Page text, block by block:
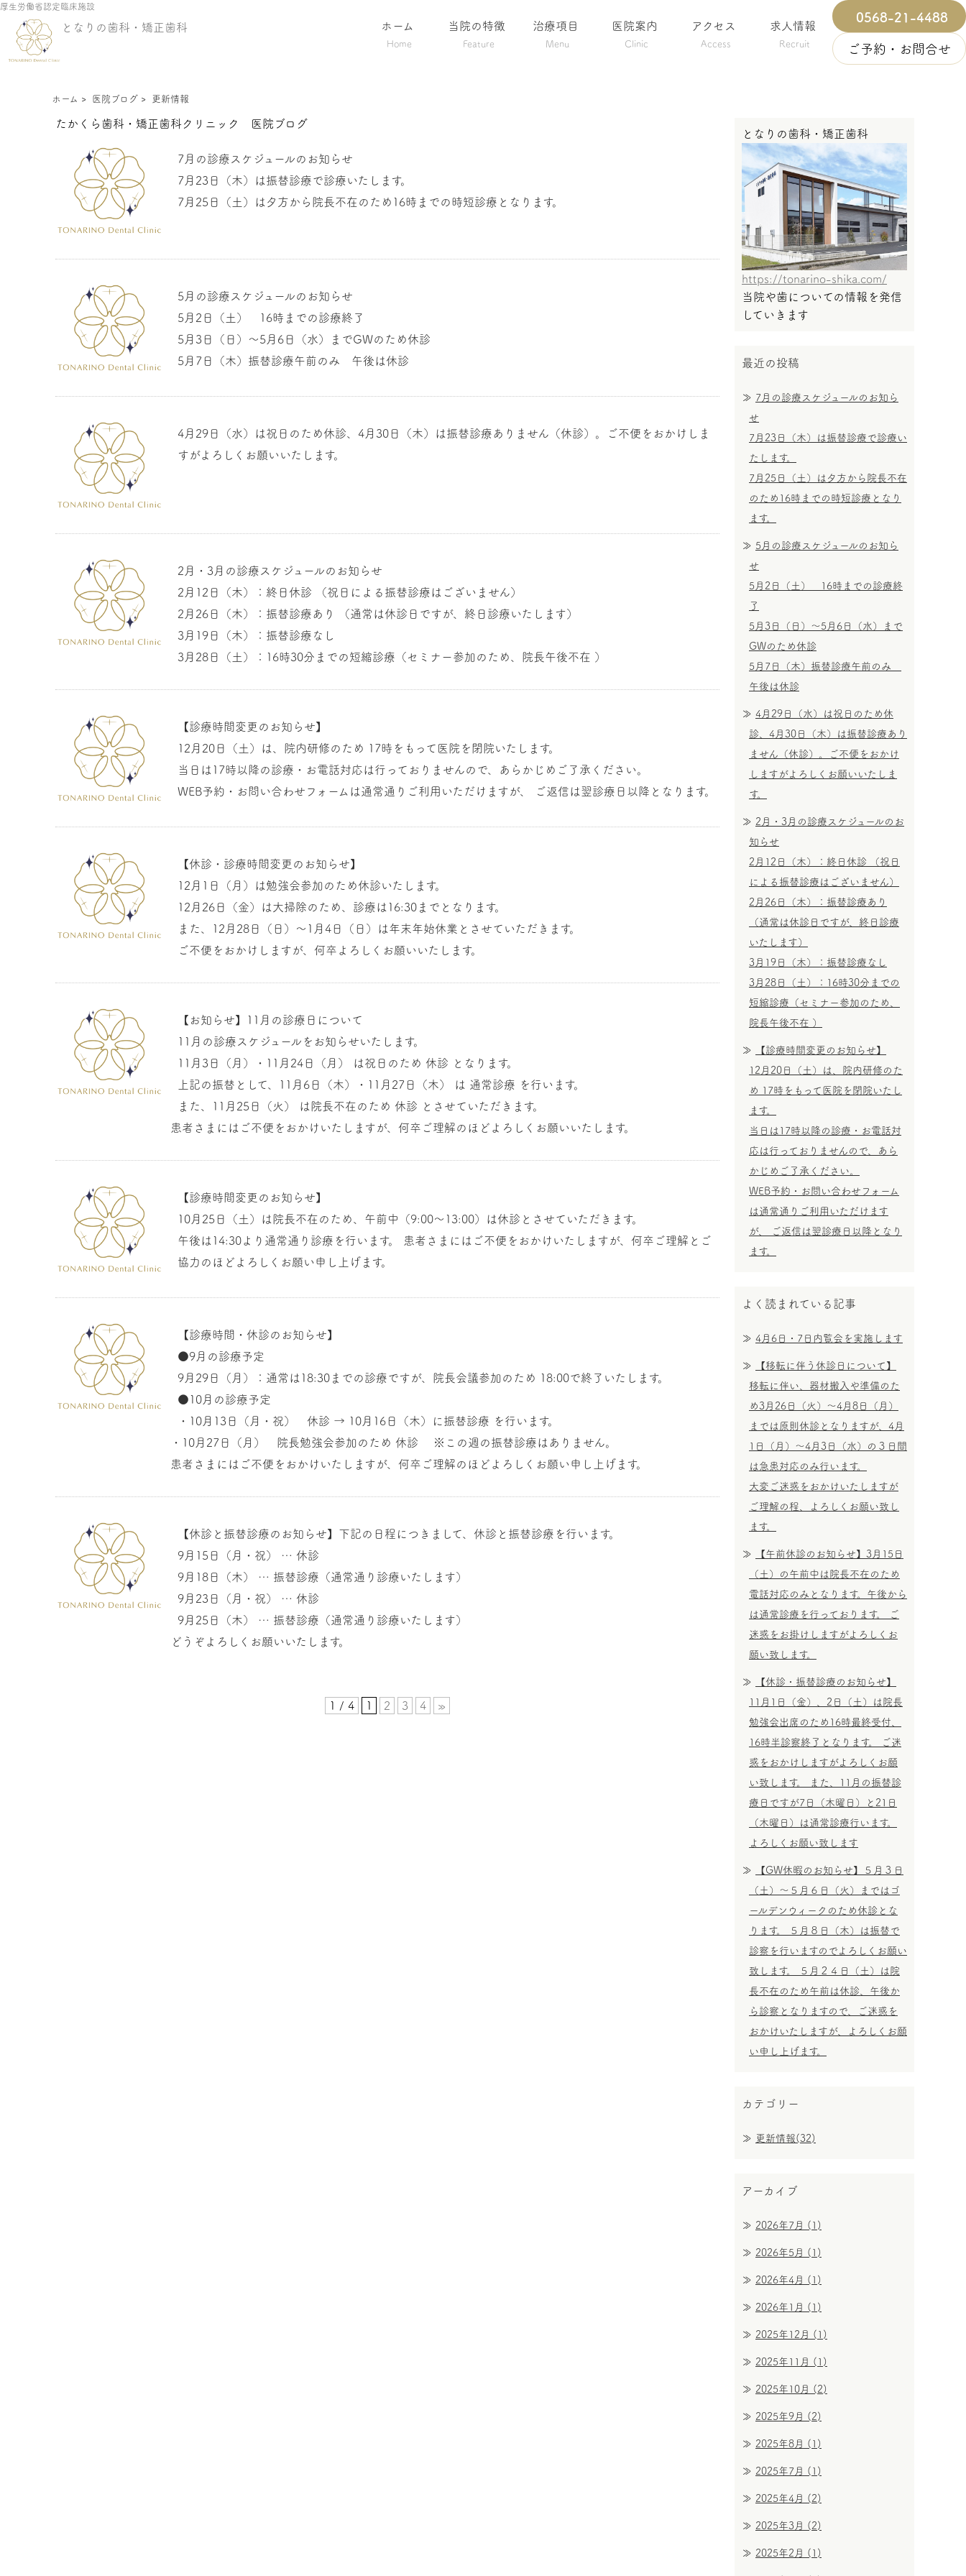
厚生労働省認定臨床施設
となりの歯科・矯正歯科 ホーム
Home
当院の特徴
Feature
治療項目
Menu
医院案内
Clinic
アクセス
Access
求人情報
Recruit
0568-21-4488
ご予約・お問合せ
ホーム > 医院ブログ > 更新情報
たかくら歯科・矯正歯科クリニック 医院ブログ
7月の診療スケジュールのお知らせ
7月23日（木）は振替診療で診療いたします。
7月25日（土）は夕方から院長不在のため16時までの時短診療となります。
5月の診療スケジュールのお知らせ
5月2日（土） 16時までの診療終了
5月3日（日）〜5月6日（水）までGWのため休診
5月7日（木）振替診療午前のみ 午後は休診
4月29日（水）は祝日のため休診、4月30日（木）は振替診療ありません（休診）。ご不便をおかけしま
すがよろしくお願いいたします。
2月・3月の診療スケジュールのお知らせ
2月12日（木）：終日休診 （祝日による振替診療はございません）
2月26日（木）：振替診療あり （通常は休診日ですが、終日診療いたします）
3月19日（木）：振替診療なし
3月28日（土）：16時30分までの短縮診療（セミナー参加のため、院長午後不在 ）
【診療時間変更のお知らせ】
12月20日（土）は、院内研修のため 17時をもって医院を閉院いたします。
当日は17時以降の診療・お電話対応は行っておりませんので、あらかじめご了承ください。
WEB予約・お問い合わせフォームは通常通りご利用いただけますが、 ご返信は翌診療日以降となります。
【休診・診療時間変更のお知らせ】
12月1日（月）は勉強会参加のため休診いたします。
12月26日（金）は大掃除のため、診療は16:30までとなります。
また、12月28日（日）～1月4日（日）は年末年始休業とさせていただきます。
ご不便をおかけしますが、何卒よろしくお願いいたします。
【お知らせ】11月の診療日について
11月の診療スケジュールをお知らせいたします。
11月3日（月）・11月24日（月） は祝日のため 休診 となります。
上記の振替として、11月6日（木）・11月27日（木） は 通常診療 を行います。
また、11月25日（火） は院長不在のため 休診 とさせていただきます。
患者さまにはご不便をおかけいたしますが、何卒ご理解のほどよろしくお願いいたします。
【診療時間変更のお知らせ】
10月25日（土）は院長不在のため、午前中（9:00～13:00）は休診とさせていただきます。
午後は14:30より通常通り診療を行います。 患者さまにはご不便をおかけいたしますが、何卒ご理解とご
協力のほどよろしくお願い申し上げます。
【診療時間・休診のお知らせ】
●9月の診療予定
9月29日（月）：通常は18:30までの診療ですが、院長会議参加のため 18:00で終了いたします。
●10月の診療予定
・10月13日（月・祝） 休診 → 10月16日（木）に振替診療 を行います。
・10月27日（月） 院長勉強会参加のため 休診 ※この週の振替診療はありません。
患者さまにはご不便をおかけいたしますが、何卒ご理解のほどよろしくお願い申し上げます。
【休診と振替診療のお知らせ】下記の日程につきまして、休診と振替診療を行います。
9月15日（月・祝） … 休診
9月18日（木） … 振替診療（通常通り診療いたします）
9月23日（月・祝） … 休診
9月25日（木） … 振替診療（通常通り診療いたします）
どうぞよろしくお願いいたします。
1 / 4 1 2 3 4 »
となりの歯科・矯正歯科
https://tonarino-shika.com/
当院や歯についての情報を発信
していきます
最近の投稿
7月の診療スケジュールのお知ら
せ
7月23日（木）は振替診療で診療い
たします。
7月25日（土）は夕方から院長不在
のため16時までの時短診療となり
ます。
5月の診療スケジュールのお知ら
せ
5月2日（土） 16時までの診療終
了
5月3日（日）〜5月6日（水）まで
GWのため休診
5月7日（木）振替診療午前のみ
午後は休診
4月29日（水）は祝日のため休
診、4月30日（木）は振替診療あり
ません（休診）。ご不便をおかけ
しますがよろしくお願いいたしま
す。
2月・3月の診療スケジュールのお
知らせ
2月12日（木）：終日休診 （祝日
による振替診療はございません）
2月26日（木）：振替診療あり
（通常は休診日ですが、終日診療
いたします）
3月19日（木）：振替診療なし
3月28日（土）：16時30分までの
短縮診療（セミナー参加のため、
院長午後不在 ）
【診療時間変更のお知らせ】
12月20日（土）は、院内研修のた
め 17時をもって医院を閉院いたし
ます。
当日は17時以降の診療・お電話対
応は行っておりませんので、あら
かじめご了承ください。
WEB予約・お問い合わせフォーム
は通常通りご利用いただけます
が、 ご返信は翌診療日以降となり
ます。
よく読まれている記事
4月6日・7日内覧会を実施します
【移転に伴う休診日について】
移転に伴い、器材搬入や準備のた
め3月26日（火）〜4月8日（月）
までは原則休診となりますが、4月
1日（月）〜4月3日（水）の３日間
は急患対応のみ行います。
大変ご迷惑をおかけいたしますが
ご理解の程、よろしくお願い致し
ます。
【午前休診のお知らせ】3月15日
（土）の午前中は院長不在のため
電話対応のみとなります。午後から
は通常診療を行っております。 ご
迷惑をお掛けしますがよろしくお
願い致します。
【休診・振替診療のお知らせ】
11月1日（金）、2日（土）は院長
勉強会出席のため16時最終受付、
16時半診察終了となります。 ご迷
惑をおかけしますがよろしくお願
い致します。 また、11月の振替診
療日ですが7日（木曜日）と21日
（木曜日）は通常診療行います。
よろしくお願い致します
【GW休暇のお知らせ】５月３日
（土）～５月６日（火）まではゴ
ールデンウィークのため休診とな
ります。 ５月８日（木）は振替で
診察を行いますのでよろしくお願い
致します。 ５月２４日（土）は院
長不在のため午前は休診、午後か
ら診察となりますので、ご迷惑を
おかけいたしますが、よろしくお願
い申し上げます。
カテゴリー
更新情報(32)
アーカイブ
2026年7月 (1)
2026年5月 (1)
2026年4月 (1)
2026年1月 (1)
2025年12月 (1)
2025年11月 (1)
2025年10月 (2)
2025年9月 (2)
2025年8月 (1)
2025年7月 (1)
2025年4月 (2)
2025年3月 (2)
2025年2月 (1)